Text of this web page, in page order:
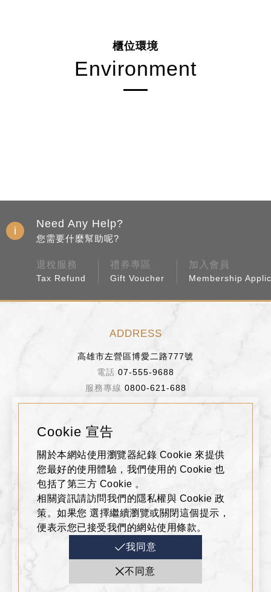
Cookie 宣告
關於本網站使用瀏覽器紀錄 Cookie 來提供
您最好的使用體驗，我們使用的 Cookie 也
包括了第三方 Cookie 。
相關資訊請訪問我們的隱私權與 Cookie 政
策。如果您 選擇繼續瀏覽或關閉這個提示，
便表示您已接受我們的網站使用條款。
我同意
不同意
櫃位環境
Environment
Need Any Help?
您需要什麼幫助呢?
退稅服務
Tax Refund
禮券專區
Gift Voucher
加入會員
Membership
ADDRESS
高雄市左營區博愛二路777號
07-555-9688
0800-621-688
週五、週六、假日前一天 11:00~22:30
Copyright © 2019 Hanshin Department Store
FOLLOW US